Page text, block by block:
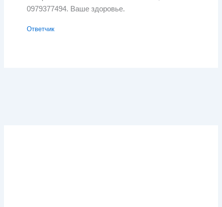
0979377494. Ваше здоровье.
Ответчик